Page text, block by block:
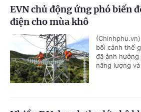
EVN chủ động ứng phó biến
điện cho mùa khô
bối cảnh thế
đã ảnh
năng lượng